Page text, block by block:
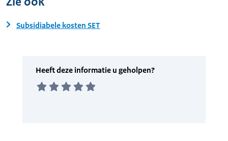
Subsidiabele kosten SET